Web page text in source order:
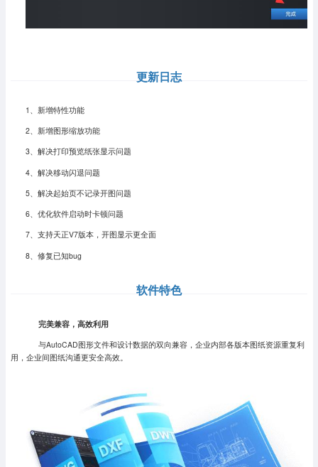
更新日志
1、新增特性功能
2、新增图形缩放功能
3、解决打印预览纸张显示问题
4、解决移动闪退问题
5、解决起始页不记录开图问题
6、优化软件启动时卡顿问题
7、支持天正V7版本，开图显示更全面
8、修复已知bug
软件特色
完美兼容，高效利用
与AutoCAD图形文件和设计数据的双向兼容，企业内部各版本图纸资源重复利
用，企业间图纸沟通更安全高效。